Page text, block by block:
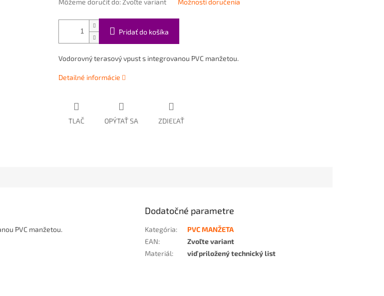
Môžeme doručiť do:Zvoľte variant Možnosti doručenia
Pridať do košíka
Vodorovný terasový vpust s integrovanou PVC manžetou.
Detailné informácie
TLAČ OPÝTAŤ SA ZDIEĽAŤ
PVC manžetou.
Dodatočné parametre
Kategória:
PVC MANŽETA
EAN:
Zvoľte variant
Materiál: viď priložený technický list